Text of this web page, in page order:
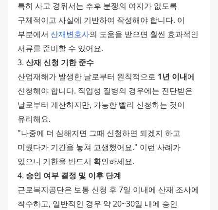
특히 사고 경위서는 추후 분쟁의 여지가 없도록
구체적이고 사실에 기반하여 작성해야 합니다. 이
부분에서 산재변호사의 도움을 받으면 훨씬 효과적인
서류를 준비할 수 있어요.
3. 산재 신청 기한 준수
산업재해가 발생한 날로부터 원칙적으로 1년 이내에
신청해야 합니다. 직업성 질병의 경우에는 진단받은
날로부터 계산하지만, 가능한 빨리 신청하는 것이
유리해요.
"나중에 더 심해지면 그때 신청하면 되겠지 하고
미뤘다가 기간을 놓쳐 고생했어요." 이런 사례가
있으니 기한을 반드시 확인하세요.
4. 승인 여부 결정 및 이후 단계
근로복지공단은 보통 신청 후 7일 이내에 산재 조사에
착수하고, 일반적인 경우 약 20~30일 내에 승인